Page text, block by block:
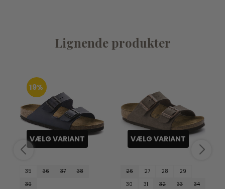
Lignende produkter
19%
VÆLG VARIANT
35 36 37
38
39
VÆLG VARIANT
26 27 28
29
30
31 32 33
34